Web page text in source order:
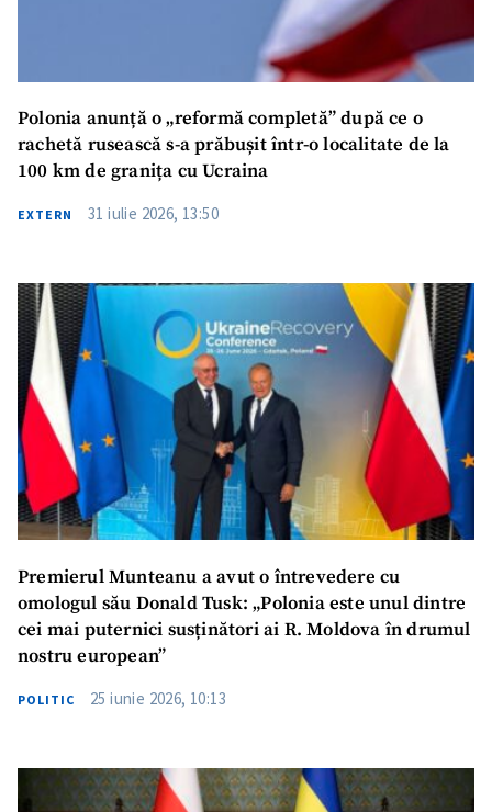
Polonia anunță o „reformă completă” după ce o
rachetă rusească s-a prăbușit într-o localitate de la
100 km de granița cu Ucraina
EXTERN 31 iulie 2026, 13:50
Premierul Munteanu a avut o întrevedere cu
omologul său Donald Tusk: „Polonia este unul dintre
cei mai puternici susținători ai R. Moldova în drumul
nostru european”
POLITIC 25 iunie 2026, 10:13